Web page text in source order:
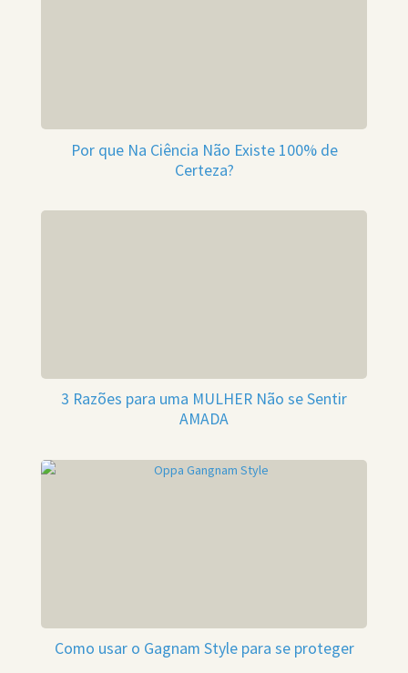
Por que Na Ciência Não Existe 100% de
Certeza?
3 Razões para uma MULHER Não se Sentir
AMADA
Como usar o Gagnam Style para se proteger